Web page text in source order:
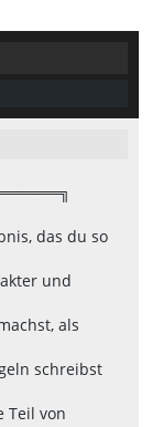
das du so
und
als
schreibst
Teil von